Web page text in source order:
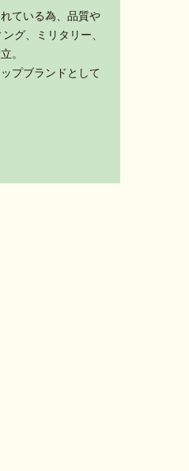
ている為、品質や
グ、ミリタリー、
。
プブランドとして